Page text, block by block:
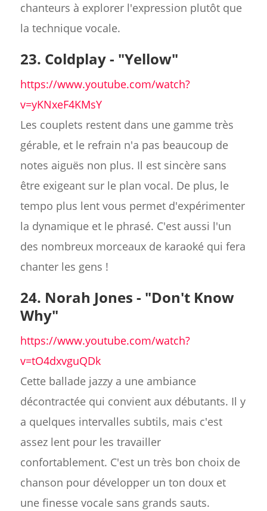
chanteurs à explorer l'expression plutôt que
la technique vocale.
23. Coldplay - "Yellow"
https://www.youtube.com/watch?
v=yKNxeF4KMsY
Les couplets restent dans une gamme très
gérable, et le refrain n'a pas beaucoup de
notes aiguës non plus. Il est sincère sans
être exigeant sur le plan vocal. De plus, le
tempo plus lent vous permet d'expérimenter
la dynamique et le phrasé. C'est aussi l'un
des nombreux morceaux de karaoké qui fera
chanter les gens !
24. Norah Jones - "Don't Know
Why"
https://www.youtube.com/watch?
v=tO4dxvguQDk
Cette ballade jazzy a une ambiance
décontractée qui convient aux débutants. Il y
a quelques intervalles subtils, mais c'est
assez lent pour les travailler
confortablement. C'est un très bon choix de
chanson pour développer un ton doux et
une finesse vocale sans grands sauts.